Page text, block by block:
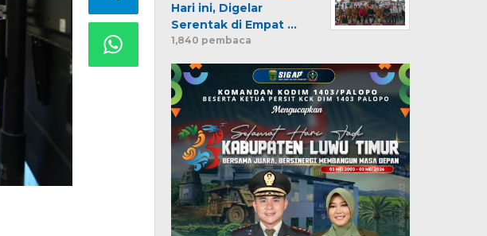
Hari ini, Digelar
Serentak di Empat …
1,840 pembaca